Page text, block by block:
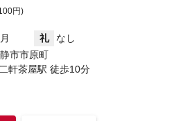
円)
礼
なし
市市原町
軒茶屋駅 徒歩10分